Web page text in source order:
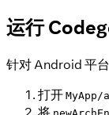
运行
针对 Android 平
打开
将